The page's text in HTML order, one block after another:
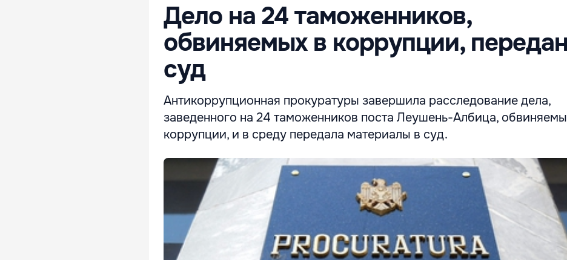
Дело на 24 таможенников,
обвиняемых в коррупции,
суд
Антикоррупционная прокуратуры завершила расследование дела,
заведенного на 24 таможенников поста Леушень-Албица,
коррупции, и в среду передала материалы в суд.